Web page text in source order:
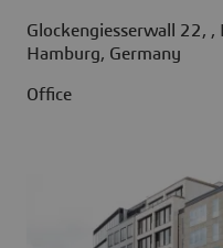
Glockengiesserwall 22,
Hamburg, Germany
Office